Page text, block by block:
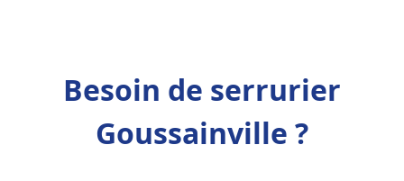
Besoin de serrurier
Goussainville ?